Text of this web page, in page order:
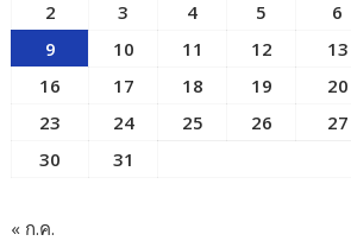
2
3 4 5 6
9
10 11 12 13
16
17 18 19 20
23
24 25 26 27
30
31
« ก.ค.